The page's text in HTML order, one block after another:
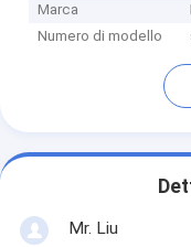
Marca
Numero di modello
Mr. Liu